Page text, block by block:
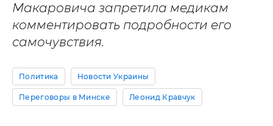
Макаровича запретила медикам
комментировать подробности его
самочувствия.
Политика Новости Украины
Переговоры в Минске Леонид Кравчук